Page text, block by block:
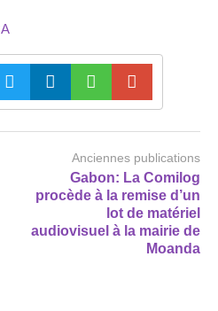
Anciennes publications
Gabon: La Comilog
procède à la remise d’un
lot de matériel
audiovisuel à la mairie de
Moanda